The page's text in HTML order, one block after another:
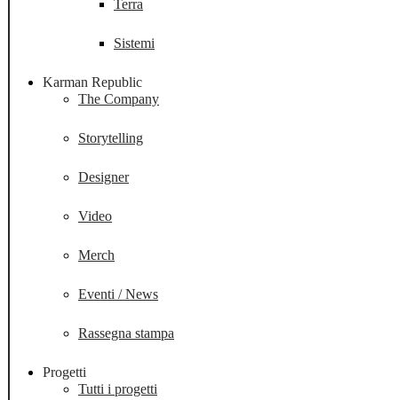
Terra
Sistemi
Karman Republic
The Company
Storytelling
Designer
Video
Merch
Eventi / News
Rassegna stampa
Progetti
Tutti i progetti